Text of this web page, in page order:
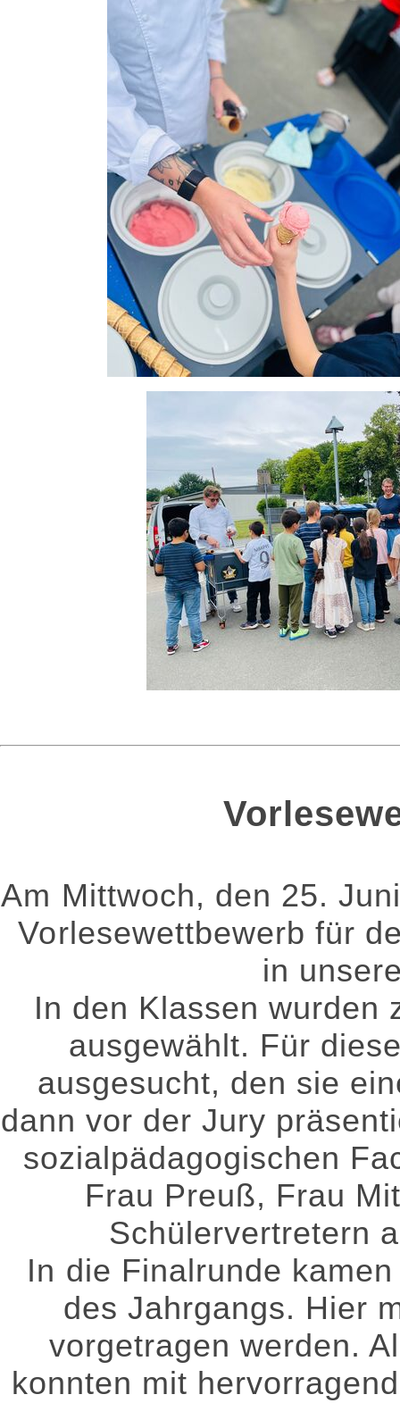
Am Mittwoch, den 25.
Vorlesewettbewerb für
in
In den Klassen wurden
ausgewählt. Für
ausgesucht, den sie
dann vor der Jury
sozialpädagogischen
Frau Preuß, Frau
Schülervertretern
In die Finalrunde
des Jahrgangs. Hier
vorgetragen werden.
konnten mit